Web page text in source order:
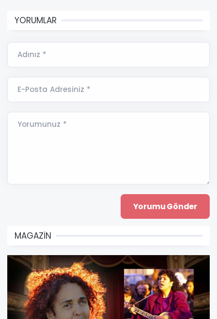
YORUMLAR
Adınız *
E-Posta Adresiniz *
Yorumunuz *
MAGAZİN